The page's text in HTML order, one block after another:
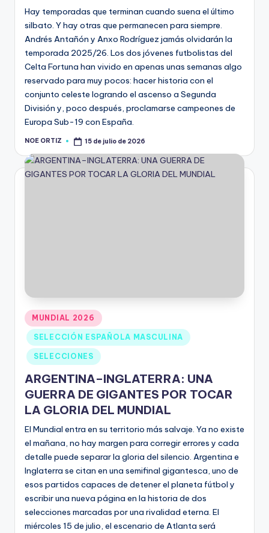
Hay temporadas que terminan cuando suena el último
silbato. Y hay otras que permanecen para siempre.
Andrés Antañón y Anxo Rodríguez jamás olvidarán la
temporada 2025/26. Los dos jóvenes futbolistas del
Celta Fortuna han vivido en apenas unas semanas algo
reservado para muy pocos: hacer historia con el
conjunto celeste logrando el ascenso a Segunda
División y, poco después, proclamarse campeones de
Europa Sub-19 con España.
NOE ORTIZ 15 de julio de 2026
MUNDIAL 2026
SELECCIÓN ESPAÑOLA MASCULINA
SELECCIONES
ARGENTINA–INGLATERRA: UNA
GUERRA DE GIGANTES POR TOCAR
LA GLORIA DEL MUNDIAL
El Mundial entra en su territorio más salvaje. Ya no existe
el mañana, no hay margen para corregir errores y cada
detalle puede separar la gloria del silencio. Argentina e
Inglaterra se citan en una semifinal gigantesca, uno de
esos partidos capaces de detener el planeta fútbol y
escribir una nueva página en la historia de dos
selecciones marcadas por una rivalidad eterna. El
miércoles 15 de julio, el escenario de Atlanta será